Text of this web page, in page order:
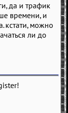
да и трафик
времени, и
кстати, можно
ли до